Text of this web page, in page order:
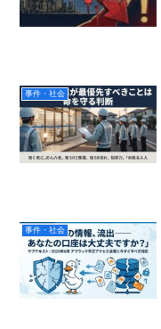
事件・社会
事件・社会